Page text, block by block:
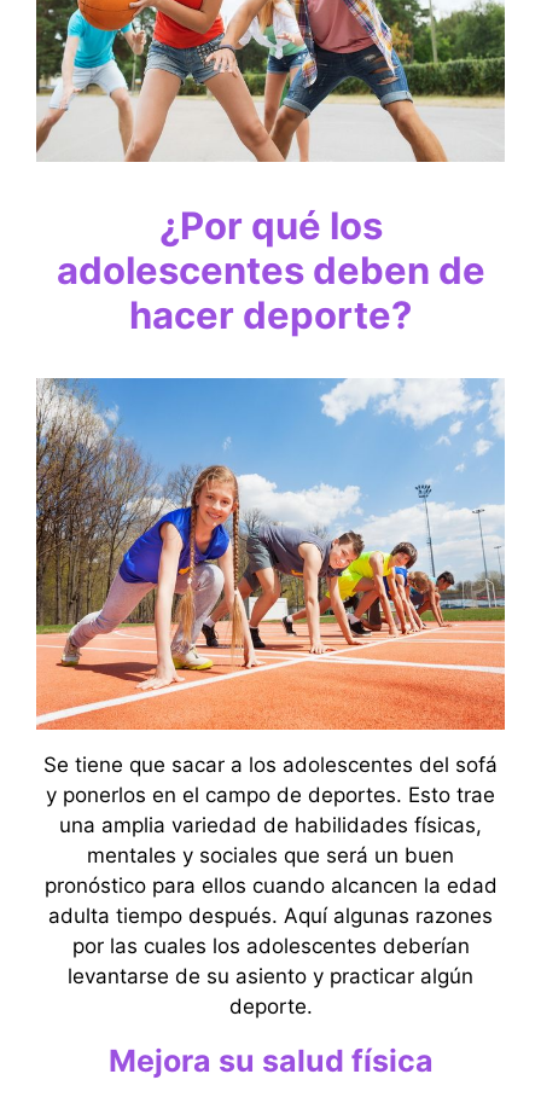
¿Por qué los
adolescentes deben de
hacer deporte?
Se tiene que sacar a los adolescentes del sofá
y ponerlos en el campo de deportes. Esto trae
una amplia variedad de habilidades físicas,
mentales y sociales que será un buen
pronóstico para ellos cuando alcancen la edad
adulta tiempo después. Aquí algunas razones
por las cuales los adolescentes deberían
levantarse de su asiento y practicar algún
deporte.
Mejora su salud física